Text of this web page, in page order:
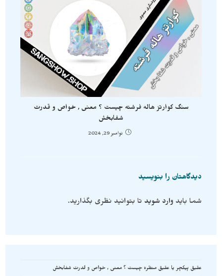
سنگ کوارتز هاله فرشته چیست ؟ معنی , خواص و قدرت
شفابخش
نوامبر 29, 2024
دیدگاهتان را بنویسید
شما باید وارد شوید تا بتوانید نظری بگذارید.
عقیق پیکچر یا عقیق منظره چیست ؟ معنی , خواص و قدرت شفابخش